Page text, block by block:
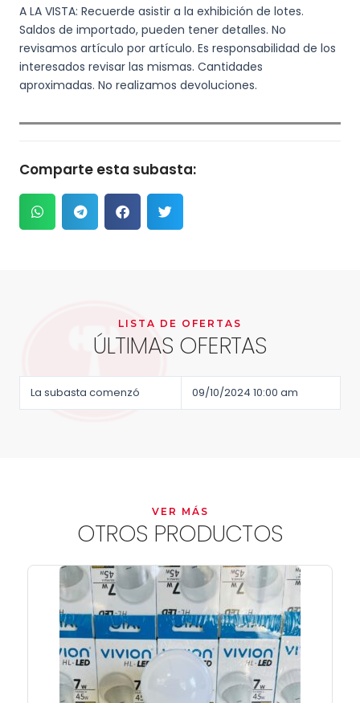
A LA VISTA: Recuerde asistir a la exhibición de lotes.
Saldos de importado, pueden tener detalles. No
revisamos artículo por artículo. Es responsabilidad de los
interesados revisar las mismas. Cantidades
aproximadas. No realizamos devoluciones.
Comparte esta subasta:
LISTA DE OFERTAS
ÚLTIMAS OFERTAS
La subasta comenzó 09/10/2024 10:00 am
VER MÁS
OTROS PRODUCTOS